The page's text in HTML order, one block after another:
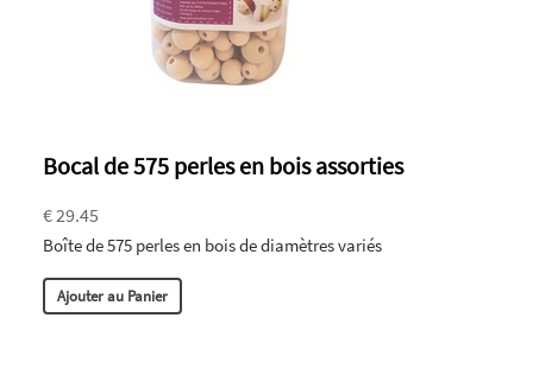
Bocal de 575 perles en bois assorties
€ 29.45
Boîte de 575 perles en bois de diamètres variés
Ajouter au Panier